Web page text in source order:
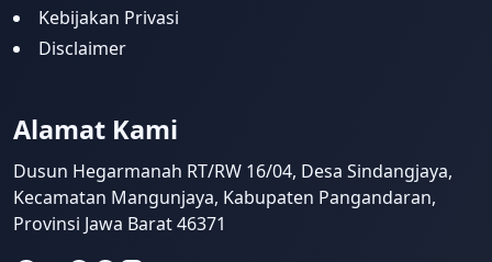
Kebijakan Privasi
Disclaimer
Alamat Kami
Dusun Hegarmanah RT/RW 16/04, Desa Sindangjaya,
Kecamatan Mangunjaya, Kabupaten Pangandaran,
Provinsi Jawa Barat 46371